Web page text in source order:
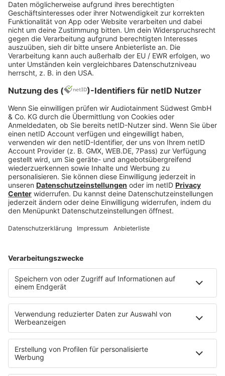
EDM & Progressive
Jetzt abspielen
Es läuft:
TIESTO mit THE BUSINESS (GUMMIBEAR REMIX)